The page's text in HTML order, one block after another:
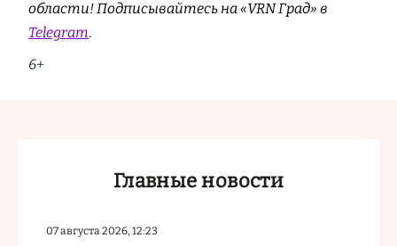
области! Подписывайтесь на «VRN Град» в
Telegram.
6+
Главные новости
07 августа 2026, 12:23